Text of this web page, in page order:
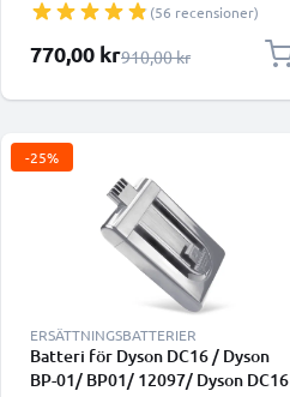
215681), SV10, SV25 4000mAh
21.6V från CELLONIC
(56 recensioner)
Specialpris
770,00 krOrdinarie pris
910,00 kr
-25%
ERSÄTTNINGSBATTERIER
Batteri för Dyson DC16 / Dyson
BP-01/ BP01/ 12097/ Dyson DC16